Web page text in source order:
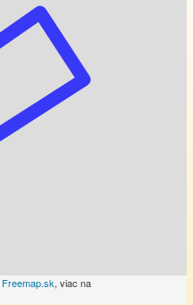
Freemap.sk, viac na